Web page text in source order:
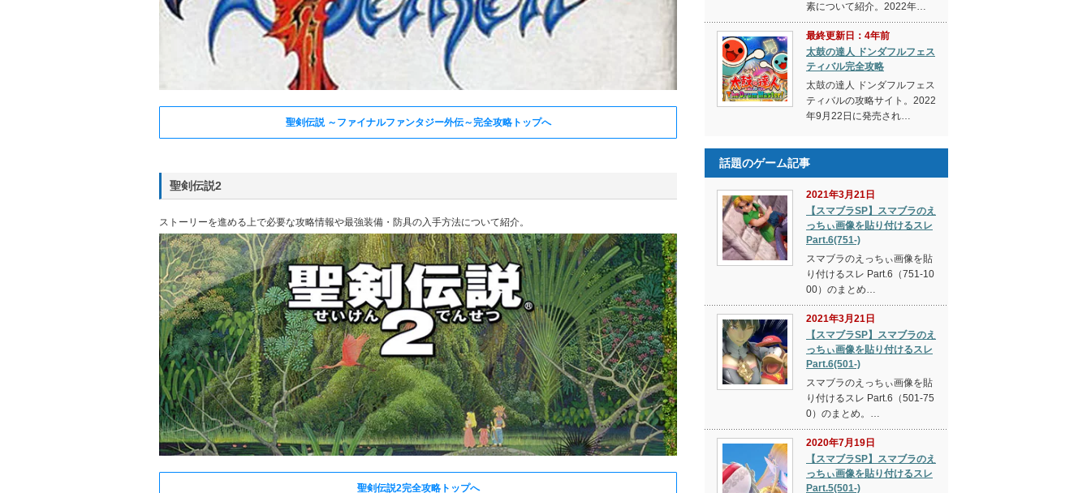
聖剣伝説 ～ファイナルファンタジー外伝～完全攻略トップへ
聖剣伝説2
ストーリーを進める上で必要な攻略情報や最強装備・防具の入手方法について紹介。
聖剣伝説2完全攻略トップへ
素について紹介。2022年…
最終更新日：4年前
太鼓の達人 ドンダフルフェス
ティバル完全攻略
太鼓の達人 ドンダフルフェス
ティバルの攻略サイト。2022
年9月22日に発売され…
話題のゲーム記事
2021年3月21日
【スマブラSP】スマブラのえ
っちぃ画像を貼り付けるスレ
Part.6(751-)
スマブラのえっちぃ画像を貼
り付けるスレ Part.6（751-10
00）のまとめ…
2021年3月21日
【スマブラSP】スマブラのえ
っちぃ画像を貼り付けるスレ
Part.6(501-)
スマブラのえっちぃ画像を貼
り付けるスレ Part.6（501-75
0）のまとめ。…
2020年7月19日
【スマブラSP】スマブラのえ
っちぃ画像を貼り付けるスレ
Part.5(501-)